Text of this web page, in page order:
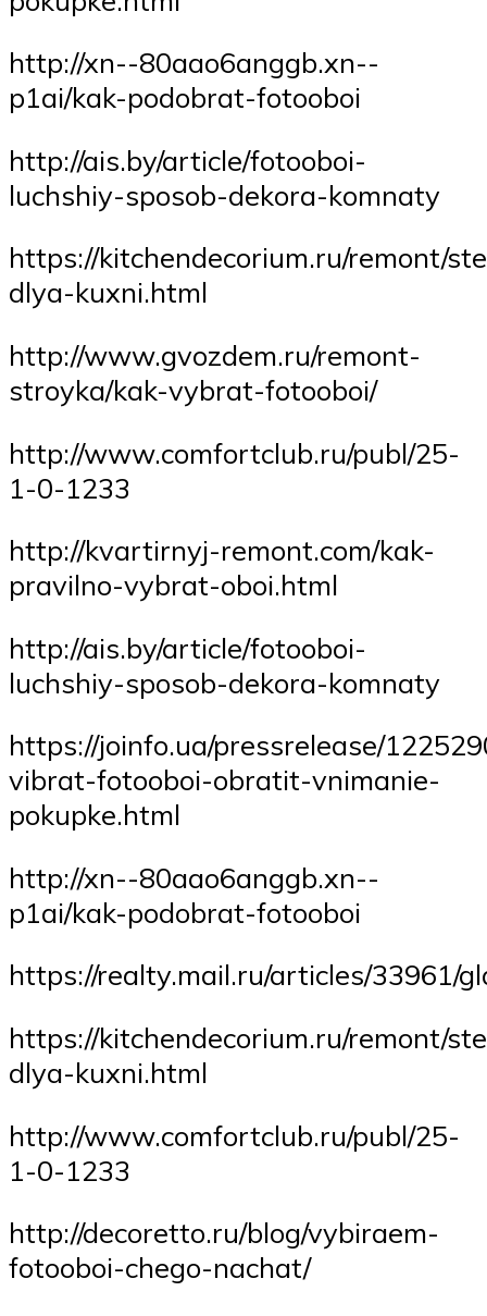
http://xn--80aao6anggb.xn--
p1ai/kak-podobrat-fotooboi
http://ais.by/article/fotooboi-
luchshiy-sposob-dekora-komnaty
https://kitchendecorium.ru/remont/
dlya-kuxni.html
http://www.gvozdem.ru/remont-
stroyka/kak-vybrat-fotooboi/
http://www.comfortclub.ru/publ/25-
1-0-1233
http://kvartirnyj-remont.com/kak-
pravilno-vybrat-oboi.html
http://ais.by/article/fotooboi-
luchshiy-sposob-dekora-komnaty
https://joinfo.ua/pressrelease/
vibrat-fotooboi-obratit-vnimanie-
pokupke.html
http://xn--80aao6anggb.xn--
p1ai/kak-podobrat-fotooboi
https://realty.mail.ru/articles/33961/
https://kitchendecorium.ru/remont/
dlya-kuxni.html
http://www.comfortclub.ru/publ/25-
1-0-1233
http://decoretto.ru/blog/vybiraem-
fotooboi-chego-nachat/